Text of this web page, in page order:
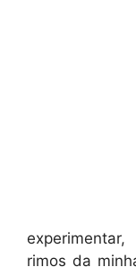
rimos da